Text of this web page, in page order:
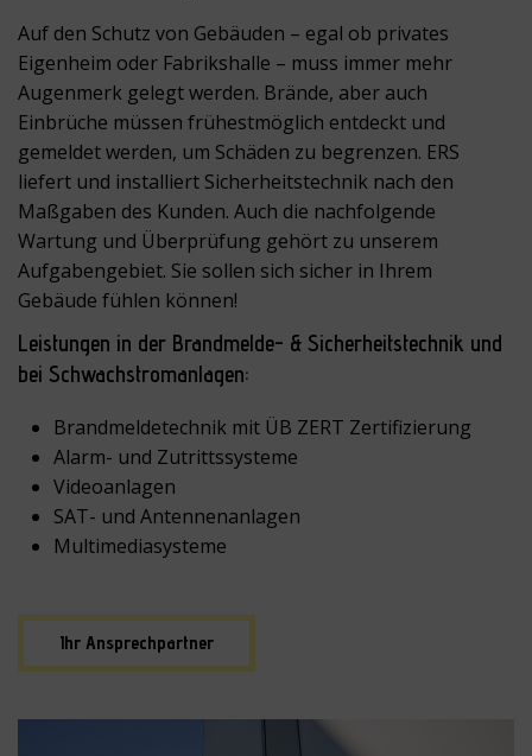
Auf den Schutz von Gebäuden – egal ob privates
Eigenheim oder Fabrikshalle – muss immer mehr
Augenmerk gelegt werden. Brände, aber auch
Einbrüche müssen frühestmöglich entdeckt und
gemeldet werden, um Schäden zu begrenzen. ERS
liefert und installiert Sicherheitstechnik nach den
Maßgaben des Kunden. Auch die nachfolgende
Wartung und Überprüfung gehört zu unserem
Aufgabengebiet. Sie sollen sich sicher in Ihrem
Gebäude fühlen können!
Leistungen in der Brandmelde- & Sicherheitstechnik und
bei Schwachstromanlagen:
Brandmeldetechnik mit ÜB ZERT Zertifizierung
Alarm- und Zutrittssysteme
Videoanlagen
SAT- und Antennenanlagen
Multimediasysteme
Ihr Ansprechpartner